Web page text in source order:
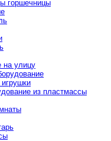
горшечницы
на улицу
из пластмассы